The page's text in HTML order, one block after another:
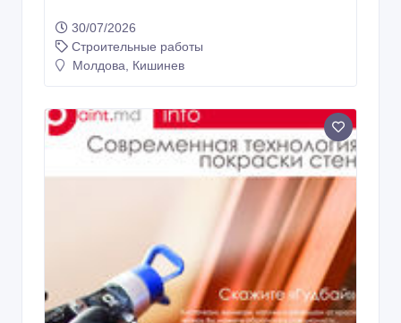
30/07/2026
Строительные работы
Молдова, Кишинев